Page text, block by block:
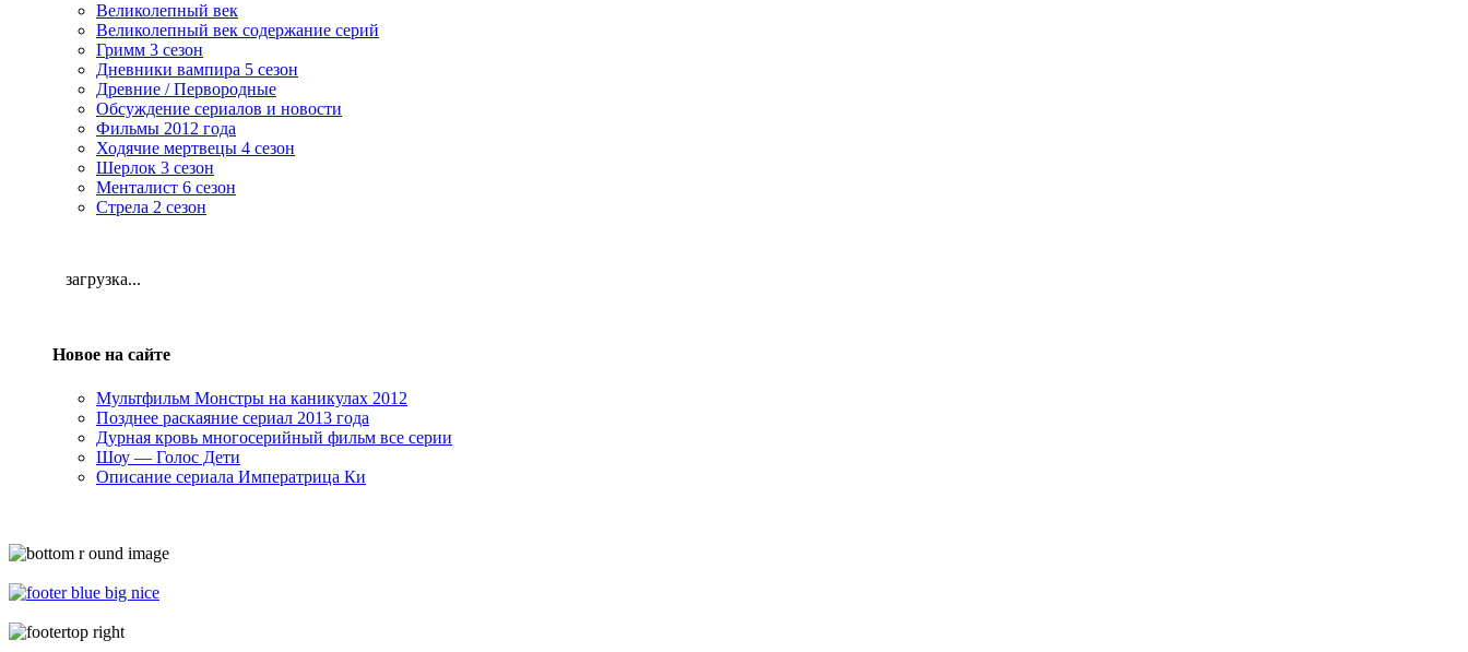
Великолепный век
Великолепный век содержание серий
Гримм 3 сезон
Дневники вампира 5 сезон
Древние / Первородные
Обсуждение сериалов и новости
Фильмы 2012 года
Ходячие мертвецы 4 сезон
Шерлок 3 сезон
Менталист 6 сезон
Стрела 2 сезон
загрузка...
Новое на сайте
Мультфильм Монстры на каникулах 2012
Позднее раскаяние сериал 2013 года
Дурная кровь многосерийный фильм все серии
Шоу — Голос Дети
Описание сериала Императрица Ки